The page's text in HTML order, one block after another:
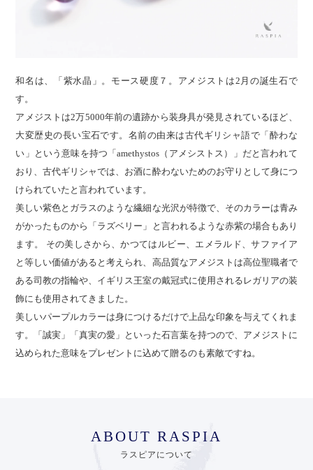
和名は、「紫水晶」。モース硬度７。アメジストは2月の誕生石で
す。
アメジストは2万5000年前の遺跡から装身具が発見されているほど、
大変歴史の長い宝石です。名前の由来は古代ギリシャ語で「酔わな
い」という意味を持つ「amethystos（アメシストス）」だと言われて
おり、古代ギリシャでは、お酒に酔わないためのお守りとして身につ
けられていたと言われています。
美しい紫色とガラスのような繊細な光沢が特徴で、そのカラーは青み
がかったものから「ラズベリー」と言われるような赤紫の場合もあり
ます。 その美しさから、かつてはルビー、エメラルド、サファイア
と等しい価値があると考えられ、高品質なアメジストは高位聖職者で
ある司教の指輪や、イギリス王室の戴冠式に使用されるレガリアの装
飾にも使用されてきました。
美しいパープルカラーは身につけるだけで上品な印象を与えてくれま
す。「誠実」「真実の愛」といった石言葉を持つので、アメジストに
込められた意味をプレゼントに込めて贈るのも素敵ですね。
ABOUT RASPIA
ラスピアについて